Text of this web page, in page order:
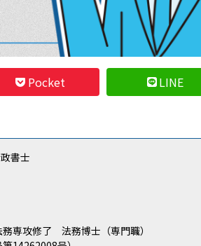
Pocket LINE
書士
専攻修了 法務博士（専門職）